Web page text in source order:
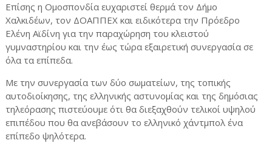
Επίσης η Ομοσπονδία ευχαριστεί θερμά τον Δήμο
Χαλκιδέων, τον ΔΟΑΠΠΕΧ και ειδικότερα την Πρόεδρο
Ελένη Αϊδίνη για την παραχώρηση του κλειστού
γυμναστηρίου και την έως τώρα εξαιρετική συνεργασία σε
όλα τα επίπεδα.
Με την συνεργασία των δύο σωματείων, της τοπικής
αυτοδιοίκησης, της ελληνικής αστυνομίας και της δημόσιας
τηλεόρασης πιστεύουμε ότι θα διεξαχθούν τελικοί υψηλού
επιπέδου που θα ανεβάσουν το ελληνικό χάντμπολ ένα
επίπεδο ψηλότερα.